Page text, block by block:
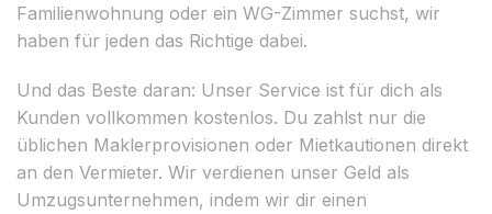
Familienwohnung oder ein WG-Zimmer suchst, wir
haben für jeden das Richtige dabei.
Und das Beste daran: Unser Service ist für dich als
Kunden vollkommen kostenlos. Du zahlst nur die
üblichen Maklerprovisionen oder Mietkautionen direkt
an den Vermieter. Wir verdienen unser Geld als
Umzugsunternehmen, indem wir dir einen